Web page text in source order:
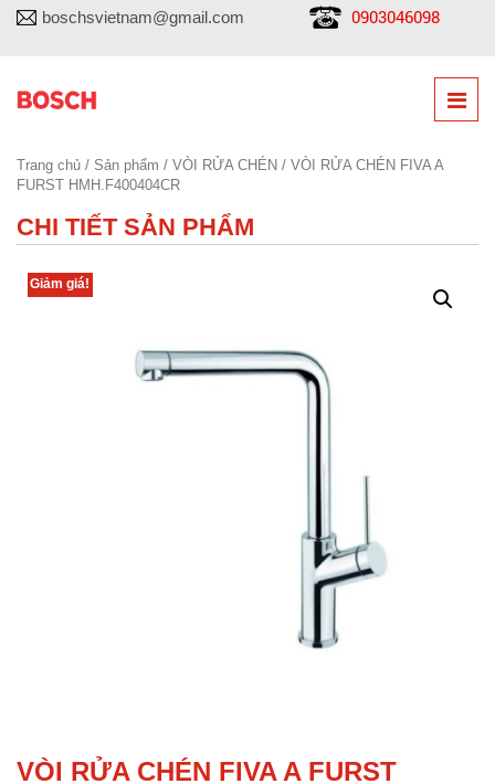
boschsvietnam@gmail.com 0903046098
Trang chủ / Sản phẩm / VÒI RỬA CHÉN / VÒI RỬA CHÉN FIVA A
FURST HMH.F400404CR
CHI TIẾT SẢN PHẨM
Giảm giá!
VÒI RỬA CHÉN FIVA A FURST